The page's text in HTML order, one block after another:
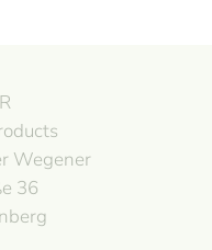
Wegener
36